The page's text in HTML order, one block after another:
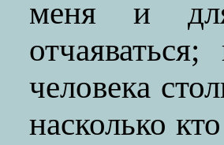
меня и
человека
насколько